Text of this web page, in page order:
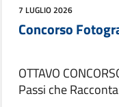
7 LUGLIO 2026
Concorso
OTTAVO
Passi che